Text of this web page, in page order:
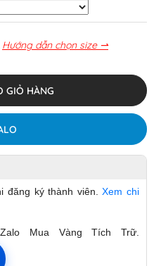
Hướng dẫn chọn size ⇀
GIỎ HÀNG
đăng ký thành viên.Xem chi
Mua Vàng Tích Trữ.